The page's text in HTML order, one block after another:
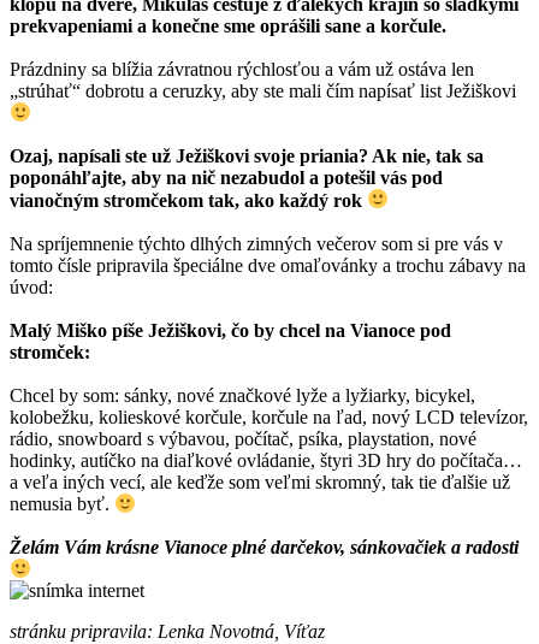
prekvapeniami a konečne sme oprášili sane a korčule.
Prázdniny sa blížia závratnou rýchlosťou a vám už ostáva len
„strúhať“ dobrotu a ceruzky, aby ste mali čím napísať list Ježiškovi
Ozaj, napísali ste už Ježiškovi svoje priania? Ak nie, tak sa
poponáhľajte, aby na nič nezabudol a potešil vás pod
vianočným stromčekom tak, ako každý rok
Na spríjemnenie týchto dlhých zimných večerov som si pre vás v
tomto čísle pripravila špeciálne dve omaľovánky a trochu zábavy na
úvod:
Malý Miško píše Ježiškovi, čo by chcel na Vianoce pod
stromček:
Chcel by som: sánky, nové značkové lyže a lyžiarky, bicykel,
kolobežku, kolieskové korčule, korčule na ľad, nový LCD televízor,
rádio, snowboard s výbavou, počítač, psíka, playstation, nové
hodinky, autíčko na diaľkové ovládanie, štyri 3D hry do počítača…
a veľa iných vecí, ale keďže som veľmi skromný, tak tie ďalšie už
nemusia byť.
Želám Vám krásne Vianoce plné darčekov, sánkovačiek a radosti
stránku pripravila: Lenka Novotná, Víťaz